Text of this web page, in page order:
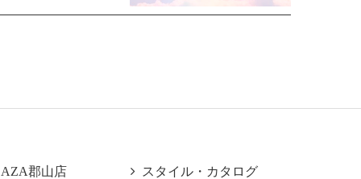
郡山店  スタイル・カタログ